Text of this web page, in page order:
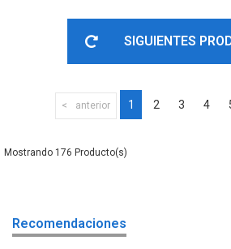
SIGUIENTES
anterior 1 2 3 4
176
Recomendaciones